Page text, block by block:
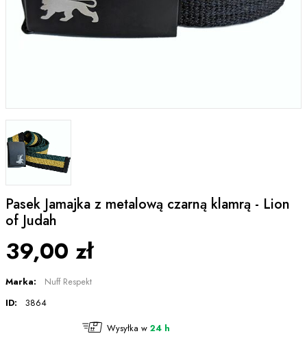
Pasek Jamajka z metalową czarną klamrą - Lion
of Judah
39,00 zł
Marka:
Nuff Respekt
ID:
3864
Wysyłka w 24 h